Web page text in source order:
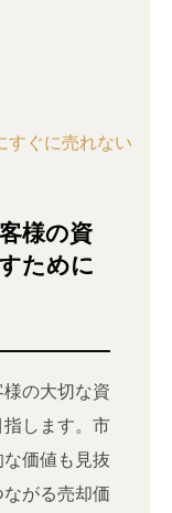
様の資
ために
の大切な資
します。市
価値も見抜
がる売却価